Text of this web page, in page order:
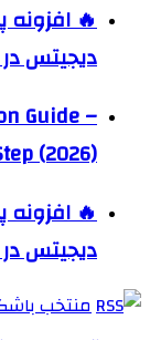
🔥 افزونه
دیجیتس
Guide –
(2026)
🔥 افزونه
دیجیتس
منتخب